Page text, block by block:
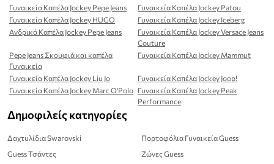
Γυναικεία Καπέλα Jockey Pepe Jeans
Γυναικεία Καπέλα Jockey Patou
Γυναικεία Καπέλα Jockey HUGO
Γυναικεία Καπέλα Jockey Iceberg
Ανδρικά Καπέλα Jockey Pepe Jeans
Γυναικεία Καπέλα Jockey Versace Jeans
Couture
Pepe Jeans Σκουφιά και καπέλα
Γυναικεία
Γυναικεία Καπέλα Jockey Mammut
Γυναικεία Καπέλα Jockey Liu Jo
Γυναικεία Καπέλα Jockey Joop!
Γυναικεία Καπέλα Jockey Marc O'Polo Γυναικεία Καπέλα Jockey Peak
Performance
Δημοφιλείς κατηγορίες
Δαχτυλίδια Swarovski
Guess Τσάντες
Πορτοφόλια Γυναικεία Guess
Ζώνες Guess